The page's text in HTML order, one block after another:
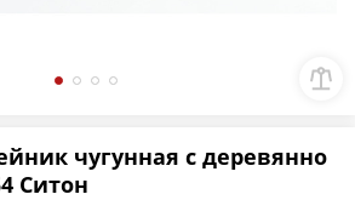
чугунная с деревянно
Ситон